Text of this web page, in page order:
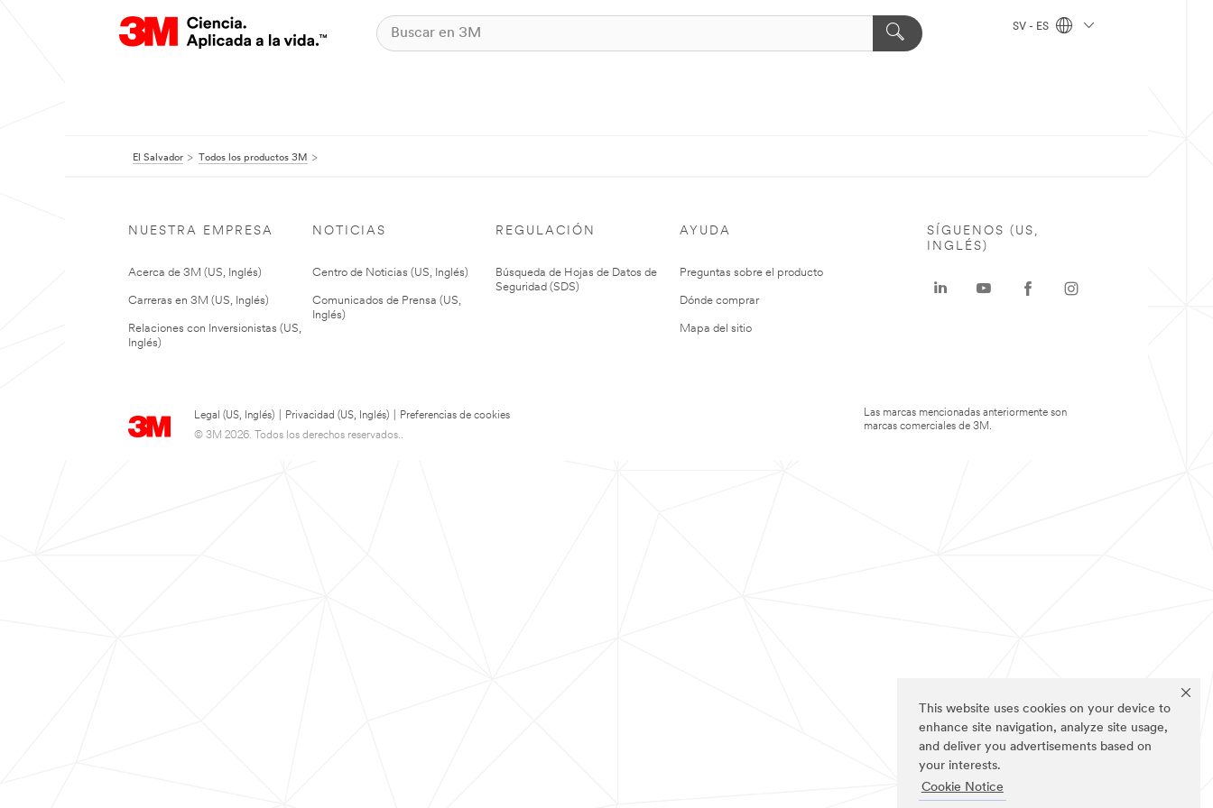
This website uses cookies on your device to
enhance site navigation, analyze site usage,
and deliver you advertisements based on
your interests.
Cookie Notice
SV - ES
El Salvador Todos los productos 3M
NUESTRA EMPRESA
Acerca de 3M (US, Inglés)
Carreras en 3M (US, Inglés)
Relaciones con Inversionistas (US,
Inglés)
NOTICIAS
Centro de Noticias (US, Inglés)
Comunicados de Prensa (US,
Inglés)
REGULACIÓN
Búsqueda de Hojas de Datos de
Seguridad (SDS)
AYUDA
Preguntas sobre el producto
Dónde comprar
Mapa del sitio
Legal (US, Inglés) Privacidad (US, Inglés)
Preferencias de cookies
© 3M 2026. Todos los derechos reservados..
SÍGUENOS (US,
INGLÉS)
Las marcas mencionadas anteriormente son
marcas comerciales de 3M.